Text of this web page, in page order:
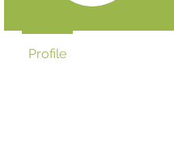
Profile